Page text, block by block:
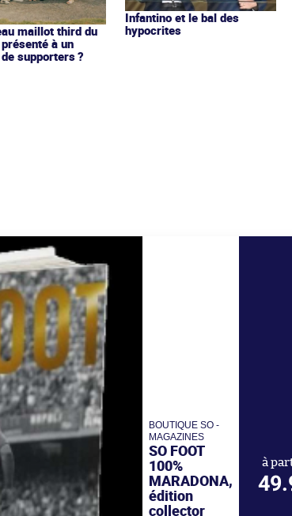
maillot third du
à un
supporters ?
Infantino et le bal des
hypocrites
BOUTIQUE SO -
MAGAZINES
SO FOOT
100%
MARADONA,
édition
collector
à